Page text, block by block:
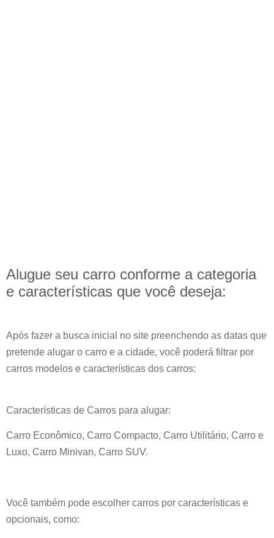
Alugue seu carro conforme a categoria
e características que você deseja:
Após fazer a busca inicial no site preenchendo as datas que
pretende alugar o carro e a cidade, você poderá filtrar por
carros modelos e características dos carros:
Características de Carros para alugar:
Carro Econômico, Carro Compacto, Carro Utilitário, Carro e
Luxo, Carro Minivan, Carro SUV.
Você também pode escolher carros por características e
opcionais, como: